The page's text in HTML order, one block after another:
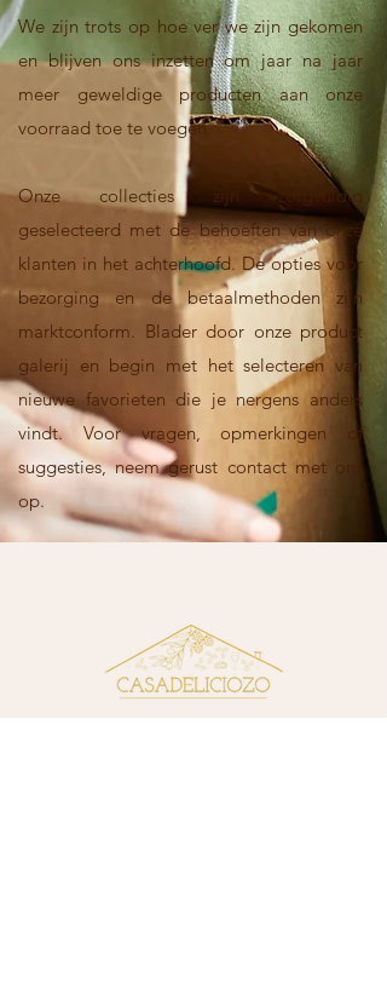
We zijn trots op hoe ver we zijn gekomen
en blijven ons inzetten om jaar na jaar
meer geweldige producten aan onze
voorraad toe te voegen.
Onze collecties zijn zorgvuldig
geselecteerd met de behoeften van onze
klanten in het achterhoofd. De opties voor
bezorging en de betaalmethoden zijn
marktconform. Blader door onze product
galerij en begin met het selecteren van
nieuwe favorieten die je nergens anders
vindt. Voor vragen, opmerkingen of
suggesties, neem gerust contact met ons
op.